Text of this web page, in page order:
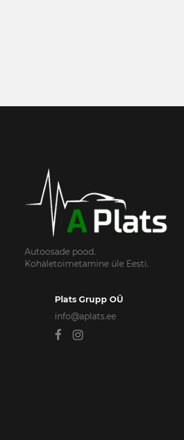
Autoosade pood.
Kohaletoimetamine üle Eesti.
Plats Grupp OÜ
info@aplats.ee